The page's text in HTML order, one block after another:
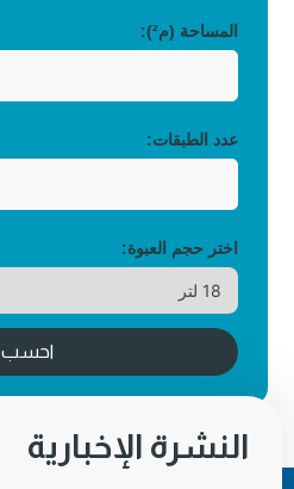
المساحة (م²):
عدد الطبقات:
اختر حجم العبوة:
احسب
النشرة الإخبارية